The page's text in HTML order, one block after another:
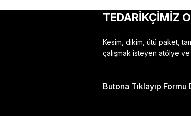
Yorum YazTEDARİKÇİMİZ
Kesim, dikim, ütü paket,
çalışmak isteyen atölye
Butona Tıklayıp